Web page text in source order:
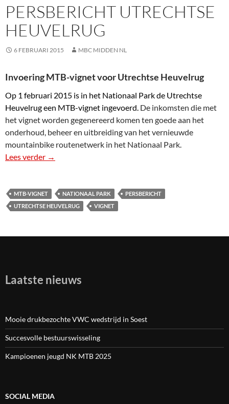
PERSBERICHT UTRECHTSE
HEUVELRUG
6 FEBRUARI 2015 MBC MIDDEN NL
Invoering MTB-vignet voor Utrechtse Heuvelrug
Op 1 februari 2015 is in het Nationaal Park de Utrechtse
Heuvelrug een MTB-vignet ingevoerd. De inkomsten die met
het vignet worden gegenereerd komen ten goede aan het
onderhoud, beheer en uitbreiding van het vernieuwde
mountainbike routenetwerk in het Nationaal Park.
Lees verder Persbericht Utrechtse Heuvelrug
→
MTB-VIGNET NATIONAAL PARK
PERSBERICHT
UTRECHTSE HEUVELRUG
VIGNET
Laatste nieuws
Mooie drukbezochte VWC wedstrijd in Soest
Succesvolle bestuurswisseling
Kampioenen jeugd NK MTB 2025
SOCIAL MEDIA